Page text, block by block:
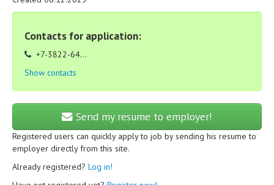
Contacts for application:
+7-3822-64...
Show contacts
Send my resume to employer!
Registered users can quickly apply to job by sending his resume to
employer directly from this site.
Already registered? Log in!